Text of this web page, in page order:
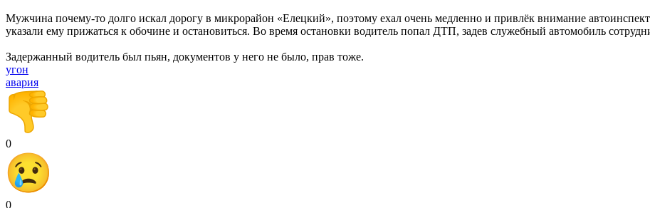
Мужчина почему-то долго искал дорогу в микрорайон «Елецкий», поэтому ехал очень медленно и привлёк внимание
указали ему прижаться к обочине и остановиться. Во время остановки водитель попал ДТП, задев служебный автомобиль
Задержанный водитель был пьян, документов у него не было, прав тоже.
угон
авария
0
0